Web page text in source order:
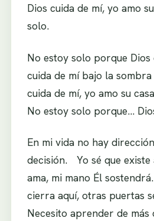
Dios cuida de mí, yo amo
solo.
No estoy solo porque
cuida de mí bajo la
cuida de mí, yo amo su
No estoy solo porque…
En mi vida no hay
decisión. Yo sé que existe
ama, mi mano Él
cierra aquí, otras puertas
Necesito aprender de más